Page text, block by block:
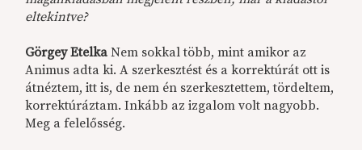
eltekintve?
Görgey Etelka Nem sokkal több, mint amikor az
Animus adta ki. A szerkesztést és a korrektúrát ott is
átnéztem, itt is, de nem én szerkesztettem, tördeltem,
korrektúráztam. Inkább az izgalom volt nagyobb.
Meg a felelősség.